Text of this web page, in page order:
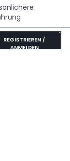
REGISTRIEREN /
ANMELDEN